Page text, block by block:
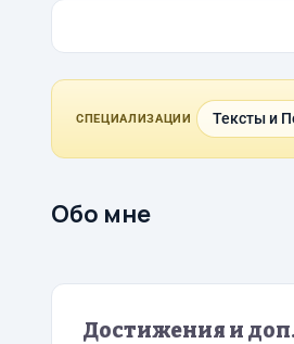
СПЕЦИАЛИЗАЦИИ Тексты и
Обо мне
Достижения и